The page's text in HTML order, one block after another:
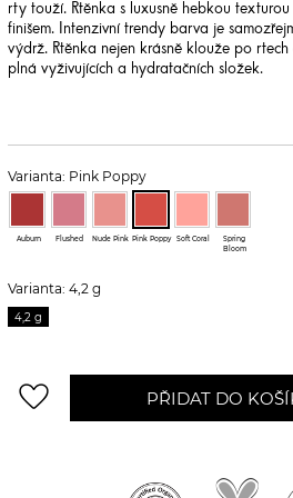
rty touží. Rtěnka s luxusně hebkou
finišem. Intenzivní trendy barva je
výdrž. Rtěnka nejen krásně klouže po
plná vyživujících a hydratačních složek.
Varianta: Pink Poppy
Auburn Flushed Nude Pink Pink Poppy Soft Coral
Spring
Bloom
Varianta: 4,2 g
4,2 g
favorite_border PŘIDAT DO